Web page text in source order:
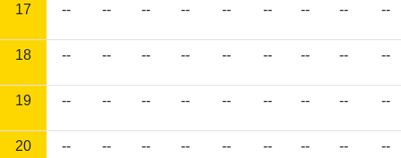
17 -- -- -- -- -- -- -- -- --
18 -- -- -- -- -- -- -- -- --
19 -- -- -- -- -- -- -- -- --
20 -- -- -- -- -- -- -- -- --